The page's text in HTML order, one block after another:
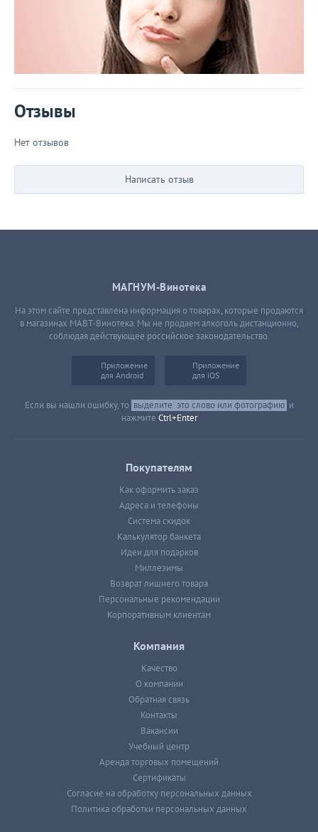
Отзывы
Нет отзывов
Написать отзыв
МАГНУМ-Винотека
На этом сайте представлена информация о товарах, которые продаются
в магазинах МАВТ-Винотека. Мы не продаем алкоголь дистанционно,
соблюдая действующее российское законодательство.
Приложение
для Android
Приложение
для iOS
Если вы нашли ошибку, то выделите это слово или фотографию и
нажмите Ctrl+Enter
Покупателям
Как оформить заказ
Адреса и телефоны
Система скидок
Калькулятор банкета
Идеи для подарков
Миллезимы
Возврат лишнего товара
Персональные рекомендации
Корпоративным клиентам
Компания
Качество
О компании
Обратная связь
Контакты
Вакансии
Учебный центр
Аренда торговых помещений
Сертификаты
Согласие на обработку персональных данных
Политика обработки персональных данных